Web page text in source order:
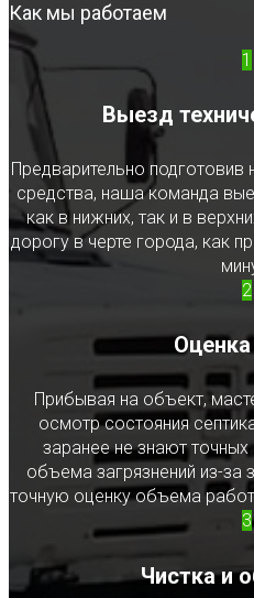
Как мы работаем
1
Выезд
Предварительно
средства, наша команда
как в нижних, так и в
дорогу в черте города, как
2
Прибывая на объект,
осмотр состояния
заранее не знают
объема загрязнений из-за
точную оценку объема
3
Чистка и